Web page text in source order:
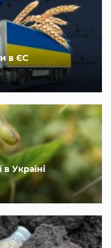
в ЄС
Україні